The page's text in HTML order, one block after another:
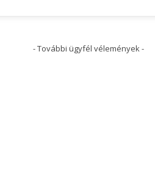
- További ügyfél vélemények -